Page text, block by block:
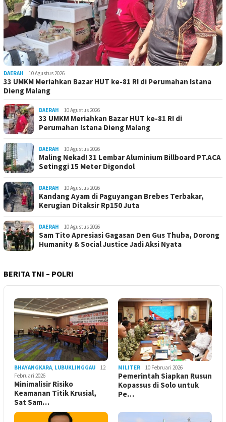
DAERAH 10 Agustus 2026
33 UMKM Meriahkan Bazar HUT ke-81 RI di Perumahan Istana
Dieng Malang
DAERAH 10 Agustus 2026
33 UMKM Meriahkan Bazar HUT ke-81 RI di
Perumahan Istana Dieng Malang
DAERAH 10 Agustus 2026
Maling Nekad! 31 Lembar Aluminium Billboard PT.ACA
Setinggi 15 Meter Digondol
DAERAH 10 Agustus 2026
Kandang Ayam di Paguyangan Brebes Terbakar,
Kerugian Ditaksir Rp150 Juta
DAERAH 10 Agustus 2026
Sam Tito Apresiasi Gagasan Den Gus Thuba, Dorong
Humanity & Social Justice Jadi Aksi Nyata
BERITA TNI – POLRI
BHAYANGKARA, LUBUKLINGGAU
12
Februari 2026
Minimalisir Risiko
Keamanan Titik Krusial,
Sat Sam…
MILITER 10 Februari 2026
Pemerintah Siapkan Rusun
Kopassus di Solo untuk
Pe…